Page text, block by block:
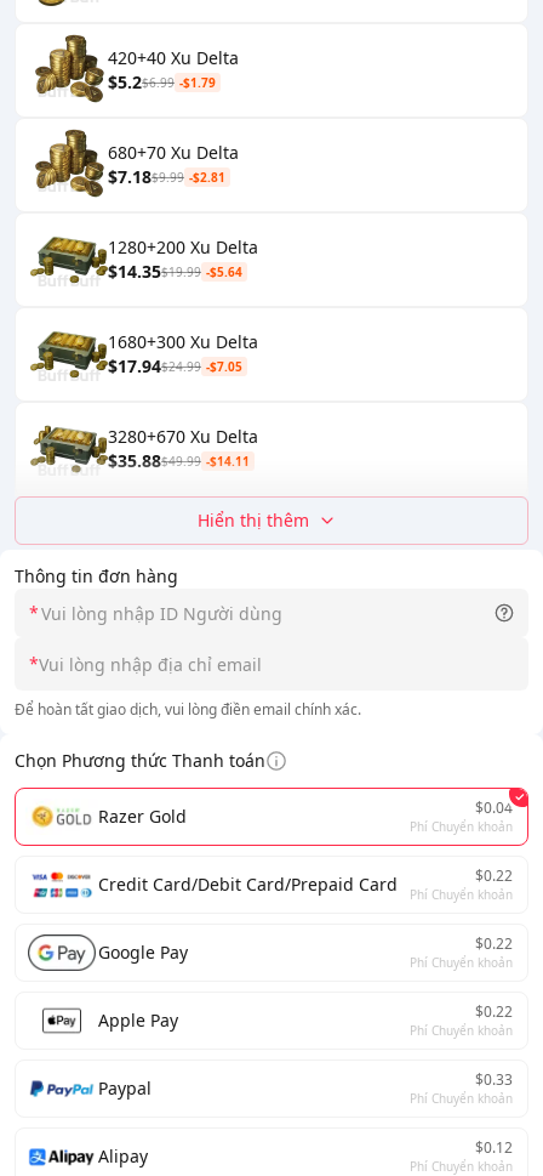
Thông tin đơn hàng
*
*
Để hoàn tất giao dịch, vui lòng điền email chính xác.
Chọn Phương thức Thanh toán
Razer Gold $0.04
Phí Chuyển khoản
Credit Card/Debit Card/Prepaid Card $0.22
Phí Chuyển khoản
Google Pay $0.22
Phí Chuyển khoản
Apple Pay $0.22
Phí Chuyển khoản
Paypal $0.33
Phí Chuyển khoản
Alipay $0.12
Phí Chuyển khoản
420+40 Xu Delta
$5.2$6.99 -$1.79
680+70 Xu Delta
$7.18$9.99 -$2.81
1280+200 Xu Delta
$14.35$19.99 -$5.64
1680+300 Xu Delta
$17.94$24.99 -$7.05
3280+670 Xu Delta
$35.88$49.99 -$14.11
Hiển thị thêm